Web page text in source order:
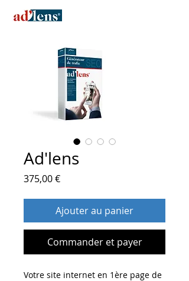
Ad'lens
375,00 €Prix
Ajouter au panier
Commander et payer
Votre site internet en 1ère page de